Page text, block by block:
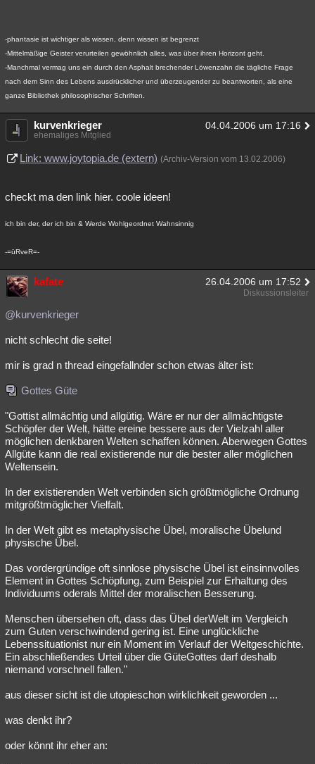
-phantasie ist wichtiger als wissen, denn wissen ist begrenzt
-Mittelmäßige Geister verurteilen gewöhnlich alles, was über ihren Horizont geht.
-Manchmal vermag uns ein durch den Asphalt brechender Löwenzahn die tägliche Frage
nach dem Sinn des Lebens ausdrücklicher und überzeugender zu beantworten, als eine
ganze Bibliothek philosophischer Schriften.
kurvenkrieger 04.04.2006 um 17:16
ehemaliges Mitglied
Link: www.joytopia.de (extern) (Archiv-Version vom 13.02.2006)
checkt ma den link hier. coole ideen!
ich bin der, der ich bin & Werde Wohlgeordnet Wahnsinnig
-=üRveR=-
kafate 26.04.2006 um 17:52
Diskussionsleiter
@kurvenkrieger
nicht schlecht die seite!
mir is grad n thread eingefallnder schon etwas älter ist:
Gottes Güte
"Gottist allmächtig und allgütig. Wäre er nur der allmächtigste
Schöpfer der Welt, hätte ereine bessere aus der Vielzahl aller
möglichen denkbaren Welten schaffen können. Aberwegen Gottes
Allgüte kann die real existierende nur die bester aller möglichen
Weltensein.
In der existierenden Welt verbinden sich größtmögliche Ordnung
mitgrößtmöglicher Vielfalt.
In der Welt gibt es metaphysische Übel, moralische Übelund
physische Übel.
Das vordergründige oft sinnlose physische Übel ist einsinnvolles
Element in Gottes Schöpfung, zum Beispiel zur Erhaltung des
Individuums oderals Mittel der moralischen Besserung.
Menschen übersehen oft, dass das Übel derWelt im Vergleich
zum Guten verschwindend gering ist. Eine unglückliche
Lebenssituationist nur ein Moment im Verlauf der Weltgeschichte.
Ein abschließendes Urteil über die GüteGottes darf deshalb
niemand vorschnell fallen."
aus dieser sicht ist die utopieschon wirklichkeit geworden ...
was denkt ihr?
oder könnt ihr eher an: